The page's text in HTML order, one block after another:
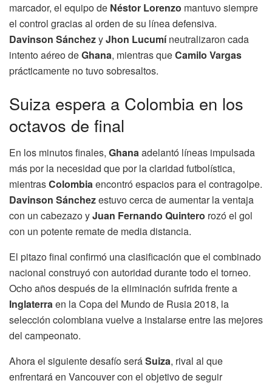
marcador, el equipo de Néstor Lorenzo mantuvo siempre
el control gracias al orden de su línea defensiva.
Davinson SánchezyJhon Lucumíneutralizaron cada
intento aéreo deGhana, mientras queCamilo Vargas
prácticamente no tuvo sobresaltos.
Suiza espera a Colombia en los
octavos de final
En los minutos finales, Ghana adelantó líneas impulsada
más por la necesidad que por la claridad futbolística,
mientrasColombia encontró espacios para el contragolpe.
Davinson Sánchezestuvo cerca de aumentar la ventaja
con un cabezazo yJuan Fernando Quintero rozó el gol
con un potente remate de media distancia.
El pitazo final confirmó una clasificación que el combinado
nacional construyó con autoridad durante todo el torneo.
Ocho años después de la eliminación sufrida frente a
Inglaterra en la Copa del Mundo de Rusia 2018, la
selección colombiana vuelve a instalarse entre las mejores
del campeonato.
Ahora el siguiente desafío seráSuiza, rival al que
enfrentará en Vancouver con el objetivo de seguir